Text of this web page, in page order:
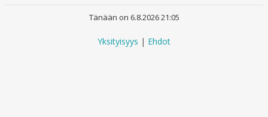
Tänään on 6.8.2026 21:05
Yksityisyys | Ehdot